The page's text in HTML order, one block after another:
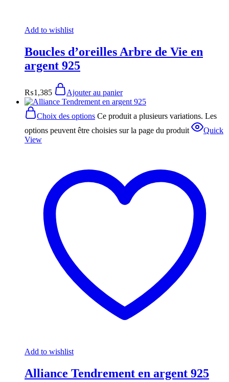
Add to wishlist
Boucles d’oreilles Arbre de Vie en
argent 925
₨1,385 Ajouter au panier
Choix des options Ce produit a plusieurs variations. Les
options peuvent être choisies sur la page du produit
Quick
View
Add to wishlist
Alliance Tendrement en argent 925